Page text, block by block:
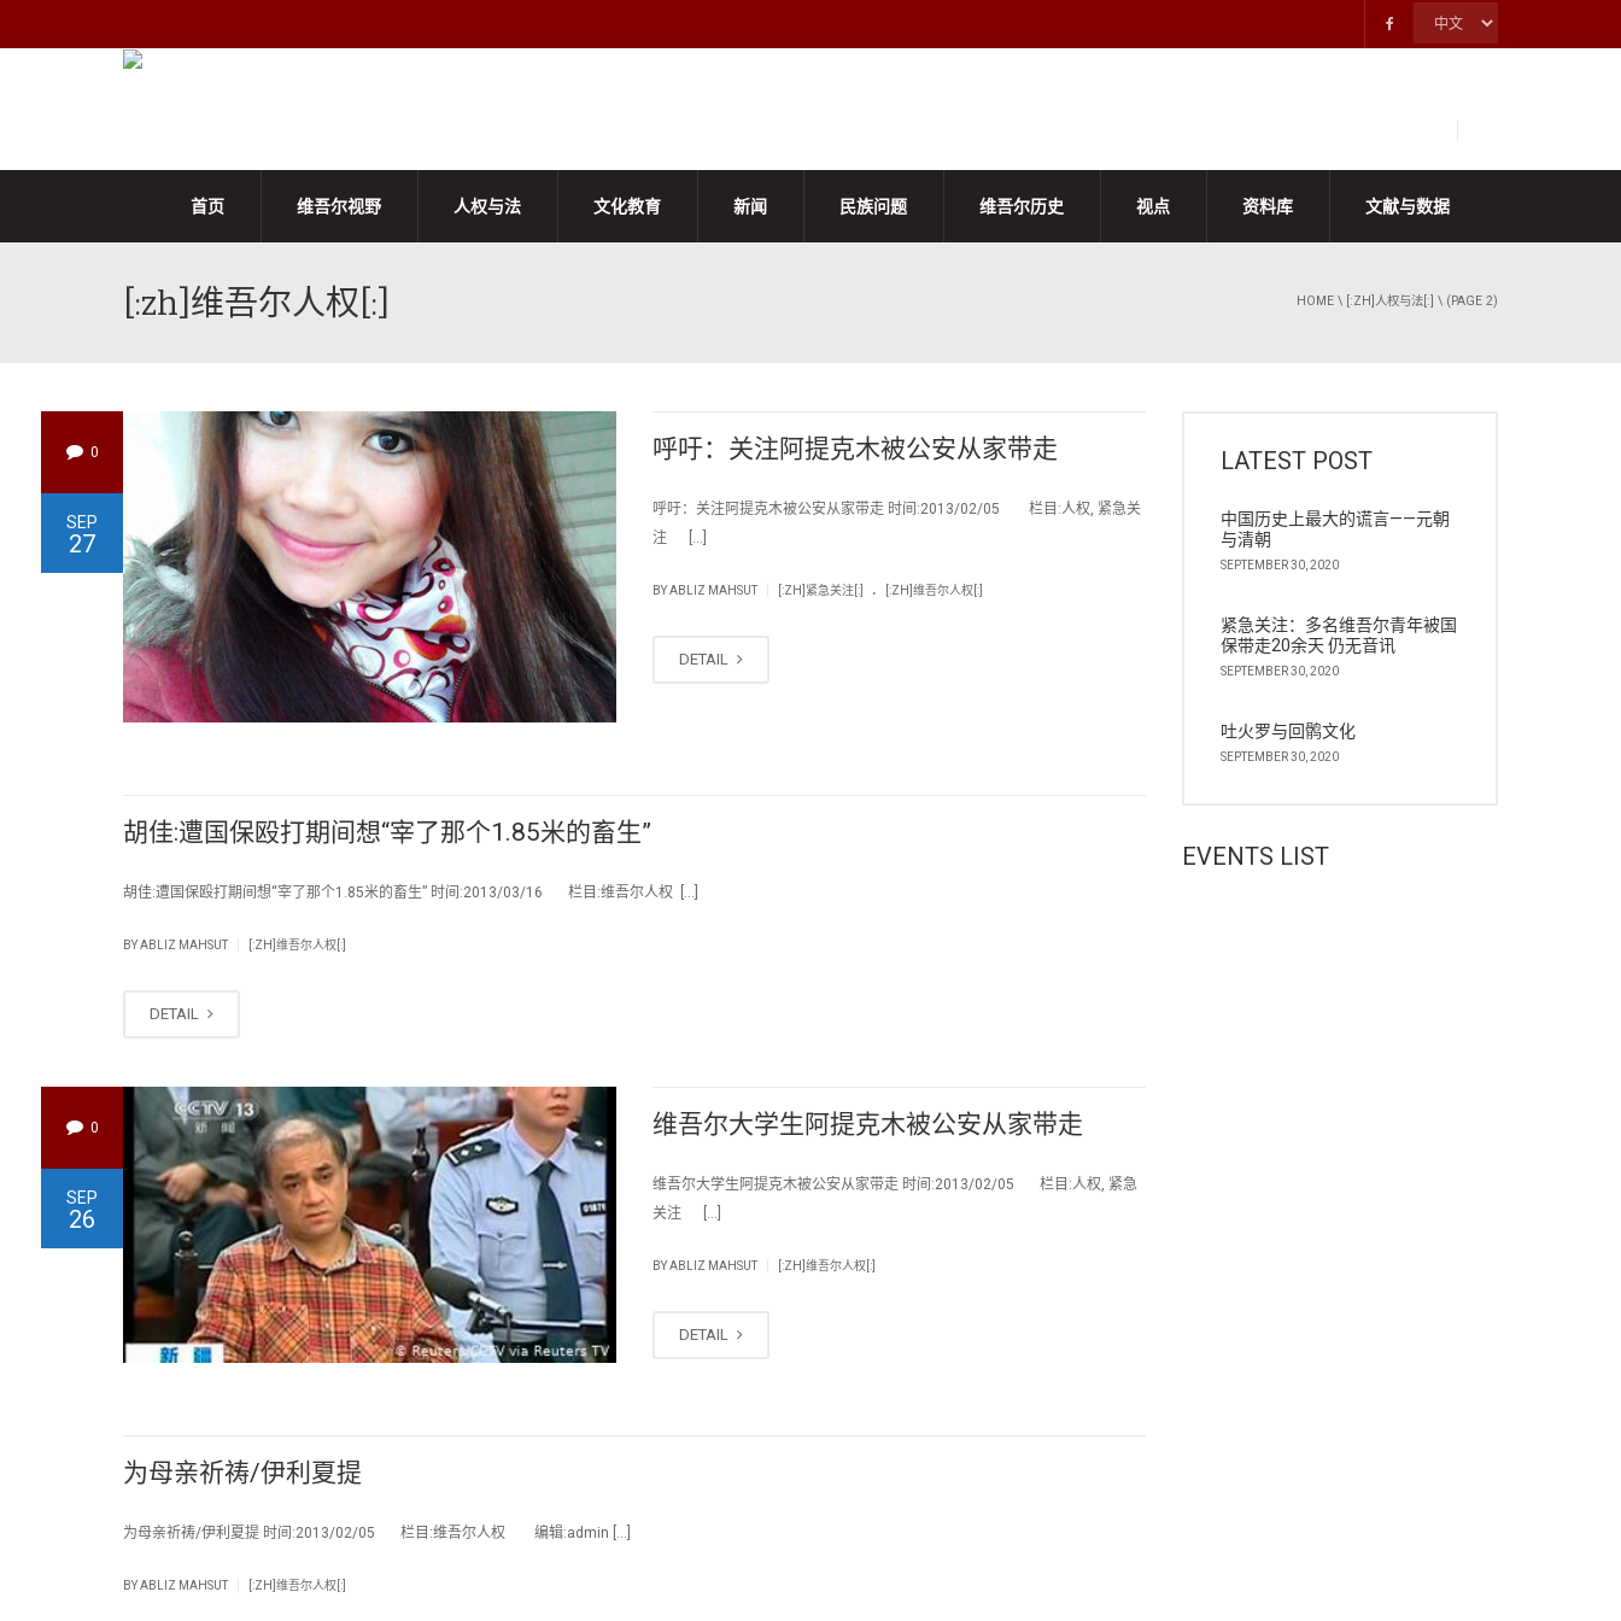
首页 维吾尔视野 人权与法 文化教育 新闻 民族问题 维吾尔历史 视点 资料库 文献与数据
[:zh]维吾尔人权[:] HOME \ [:ZH]人权与法[:] \ (PAGE 2)
0
SEP
27
呼吁：关注阿提克木被公安从家带走
呼吁：关注阿提克木被公安从家带走 时间:2013/02/05 栏目:人权, 紧急关
注 […]
BYABLIZ MAHSUT [:ZH]紧急关注[:] . [:ZH]维吾尔人权[:]
DETAIL
胡佳:遭国保殴打期间想“宰了那个1.85米的畜生”
胡佳:遭国保殴打期间想“宰了那个1.85米的畜生” 时间:2013/03/16 栏目:维吾尔人权 […]
BYABLIZ MAHSUT [:ZH]维吾尔人权[:]
DETAIL
0
SEP
26
维吾尔大学生阿提克木被公安从家带走
维吾尔大学生阿提克木被公安从家带走 时间:2013/02/05 栏目:人权, 紧急
关注 […]
BYABLIZ MAHSUT [:ZH]维吾尔人权[:]
DETAIL
为母亲祈祷/伊利夏提
为母亲祈祷/伊利夏提 时间:2013/02/05 栏目:维吾尔人权 编辑:admin […]
BYABLIZ MAHSUT [:ZH]维吾尔人权[:]
LATEST POST
中国历史上最大的谎言——元朝
与清朝
SEPTEMBER 30, 2020
紧急关注：多名维吾尔青年被国
保带走20余天 仍无音讯
SEPTEMBER 30, 2020
吐火罗与回鹘文化
SEPTEMBER 30, 2020
EVENTS LIST